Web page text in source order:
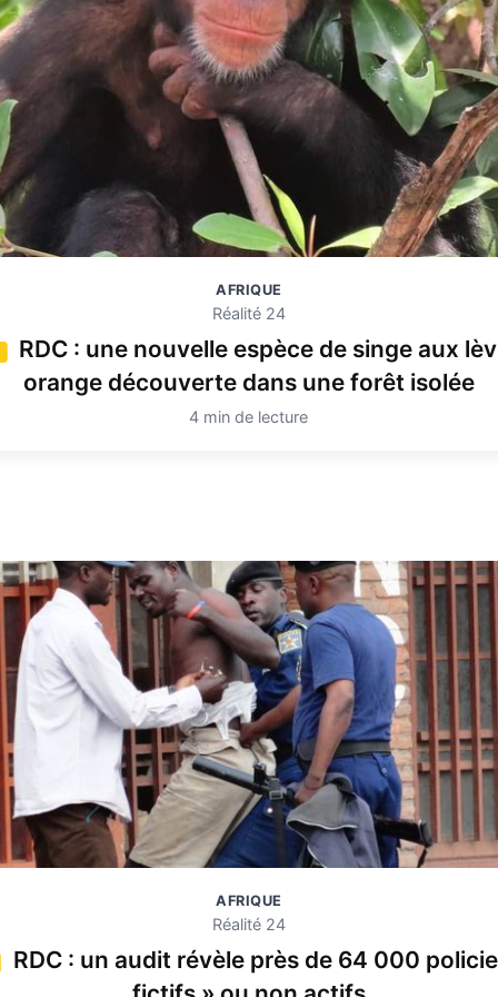
AFRIQUE
Réalité 24
RDC : une nouvelle espèce de singe aux
orange découverte dans une forêt isolée
4 min de lecture
AFRIQUE
Réalité 24
RDC : un audit révèle près de 64 000